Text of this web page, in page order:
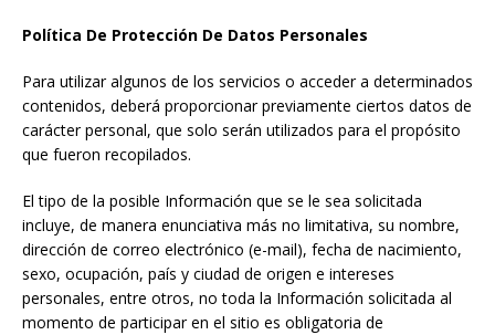
Política De Protección De Datos Personales
Para utilizar algunos de los servicios o acceder a determinados
contenidos, deberá proporcionar previamente ciertos datos de
carácter personal, que solo serán utilizados para el propósito
que fueron recopilados.
El tipo de la posible Información que se le sea solicitada
incluye, de manera enunciativa más no limitativa, su nombre,
dirección de correo electrónico (e-mail), fecha de nacimiento,
sexo, ocupación, país y ciudad de origen e intereses
personales, entre otros, no toda la Información solicitada al
momento de participar en el sitio es obligatoria de